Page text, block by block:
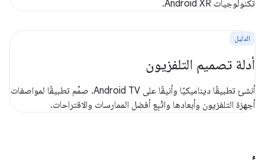
تكنولوجيات Android XR.
الدليل
أدلة تصميم التلفزيون
أنشئ تطبيقًا ديناميكيًا وأنيقًا على Android TV. صمِّم تطبيقًا لمواصفات
أجهزة التلفزيون وأبعادها واتّبِع أفضل الممارسات والاقتراحات.